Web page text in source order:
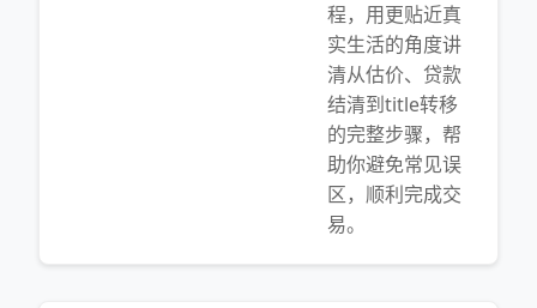
程，用更贴近真
实生活的角度讲
清从估价、贷款
结清到title转移
的完整步骤，帮
助你避免常见误
区，顺利完成交
易。